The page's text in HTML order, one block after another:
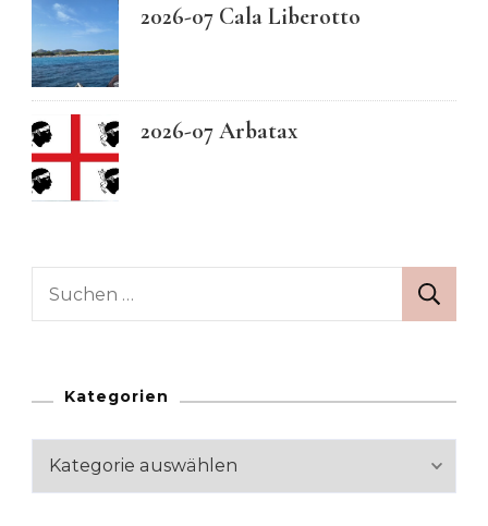
2026-07 Cala Liberotto
2026-07 Arbatax
Suchen
Kategorien
Kategorien